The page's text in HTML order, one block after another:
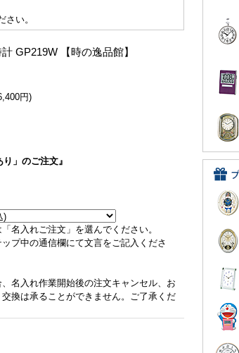
い。
GP219W 【時の逸品館】
円)
」のご注文』
名入れご注文」を選んでください。
プ中の通信欄にて文言をご記入くださ
名入れ作業開始後の注文キャンセル、お
換は承ることができません。ご了承くだ